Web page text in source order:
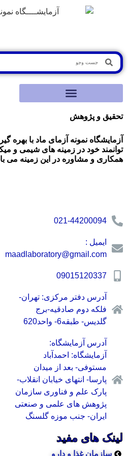
تحقیق و پژوهش
آزمایشگاه نمونه آزمای ماد با
توانمند خود در زمینه های شیمی و
همکاری و مشاوره در این زمینه می
021-44200094
ایمیل :
maadlaboratory@gmail.com
09015120337
آدرس دفتر مرکزی: تهران-
فلکه دوم صادقیه-برج
گلدیس- طبقه6- واحد620
آدرس آزمایشگاه:
آزمایشگاه: احمدآباد
مستوفی- بعد از میدان
پارسا- انتهای خیابان انقلاب-
پارک علم و فناوری سازمان
پژوهش های علمی و صنعتی
ایران- جنب موزه گلسنگ
لینک های مفید
سازمان غذا و دارو